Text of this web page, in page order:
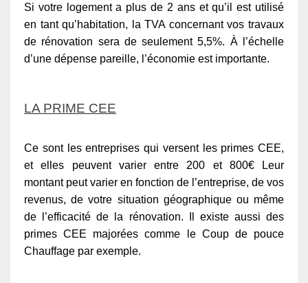
Si votre logement a plus de 2 ans et qu’il est utilisé
en tant qu’habitation, la TVA concernant vos travaux
de rénovation sera de seulement 5,5%. À l’échelle
d’une dépense pareille, l’économie est importante.
LA PRIME CEE
Ce sont les entreprises qui versent les primes CEE,
et elles peuvent varier entre 200 et 800€ Leur
montant peut varier en fonction de l’entreprise, de vos
revenus, de votre situation géographique ou même
de l’efficacité de la rénovation. Il existe aussi des
primes CEE majorées comme le Coup de pouce
Chauffage par exemple.